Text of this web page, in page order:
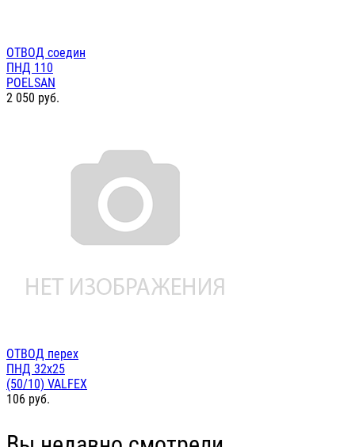
ОТВОД соедин
ПНД 110
POELSAN
2 050 руб.
ОТВОД перех
ПНД 32х25
(50/10) VALFEX
106 руб.